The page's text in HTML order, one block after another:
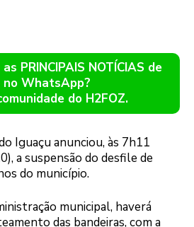
PRINCIPAIS NOTÍCIAS de
no WhatsApp?
do H2FOZ.
Iguaçu anunciou, às 7h11
a suspensão do desfile de
do município.
municipal, haverá
das bandeiras, com a